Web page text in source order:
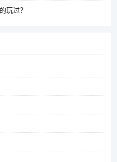
玩过？